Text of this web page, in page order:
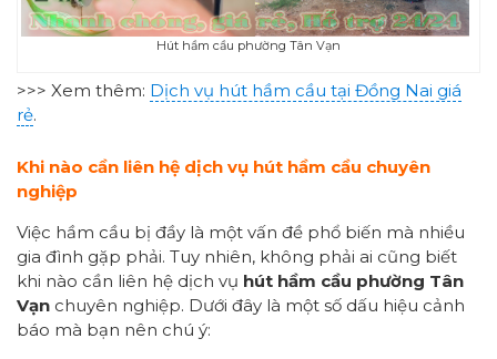
Hút hầm cầu phường Tân Vạn
>>> Xem thêm: Dịch vụ hút hầm cầu tại Đồng Nai giá
rẻ.
Khi nào cần liên hệ dịch vụ hút hầm cầu chuyên
nghiệp
Việc hầm cầu bị đầy là một vấn đề phổ biến mà nhiều
gia đình gặp phải. Tuy nhiên, không phải ai cũng biết
khi nào cần liên hệ dịch vụ hút hầm cầu phường Tân
Vạn chuyên nghiệp. Dưới đây là một số dấu hiệu cảnh
báo mà bạn nên chú ý: